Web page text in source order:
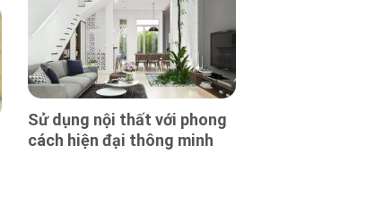
Sử dụng nội thất với phong
cách hiện đại thông minh